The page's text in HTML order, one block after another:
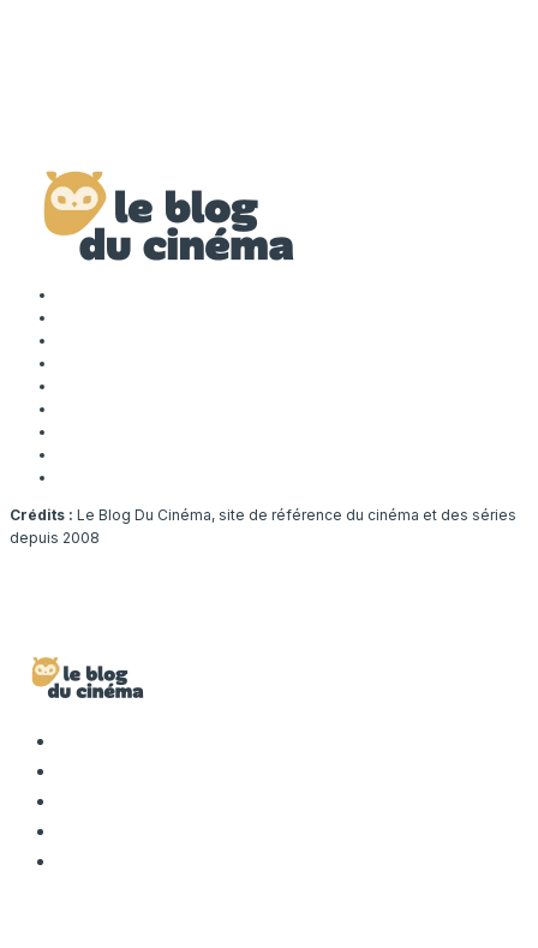
Crédits : Le Blog Du Cinéma, site de référence du cinéma et des séries
depuis 2008